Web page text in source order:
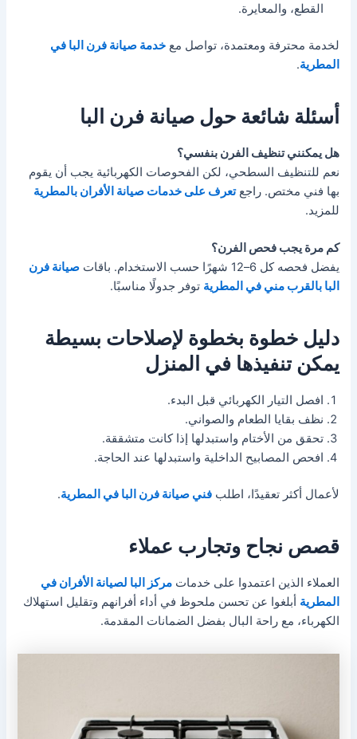
القطع، والمعايرة.
لخدمة محترفة ومعتمدة، تواصل معخدمة صيانة فرن البا في
المطرية.
أسئلة شائعة حول صيانة فرن البا
هل يمكنني تنظيف الفرن بنفسي؟
نعم للتنظيف السطحي، لكن الفحوصات الكهربائية يجب أن يقوم
بها فني مختص. راجعتعرف على خدمات صيانة الأفران بالمطرية
للمزيد.
كم مرة يجب فحص الفرن؟
يفضل فحصه كل 6–12 شهرًا حسب الاستخدام. باقات
صيانة فرن
البا بالقرب مني في المطرية توفر جدولًا مناسبًا.
دليل خطوة بخطوة لإصلاحات بسيطة
يمكن تنفيذها في المنزل
افصل التيار الكهربائي قبل البدء.
نظف بقايا الطعام والصواني.
تحقق من الأختام واستبدلها إذا كانت متشققة.
افحص المصابيح الداخلية واستبدلها عند الحاجة.
لأعمال أكثر تعقيدًا، اطلبفني صيانة فرن البا في المطرية.
قصص نجاح وتجارب عملاء
العملاء الذين اعتمدوا على خدماتمركز البا لصيانة الأفران في
المطرية أبلغوا عن تحسن ملحوظ في أداء أفرانهم وتقليل استهلاك
الكهرباء، مع راحة البال بفضل الضمانات المقدمة.